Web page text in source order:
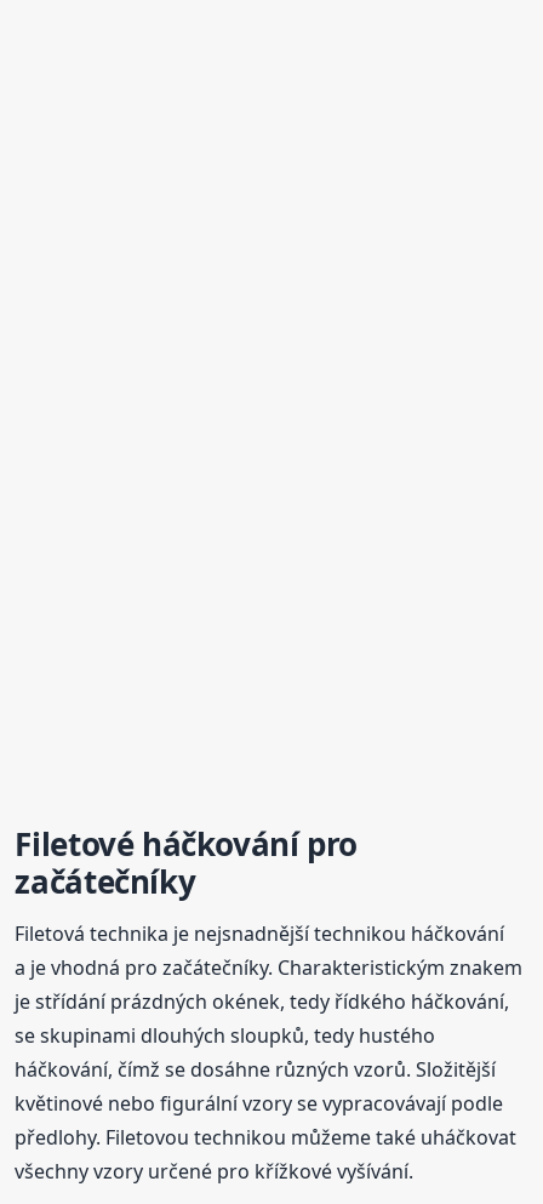
Filetové háčkování pro
začátečníky
Filetová technika je nejsnadnější technikou háčkování
a je vhodná pro začátečníky. Charakteristickým znakem
je střídání prázdných okének, tedy řídkého háčkování,
se skupinami dlouhých sloupků, tedy hustého
háčkování, čímž se dosáhne různých vzorů. Složitější
květinové nebo figurální vzory se vypracovávají podle
předlohy. Filetovou technikou můžeme také uháčkovat
všechny vzory určené pro křížkové vyšívání.